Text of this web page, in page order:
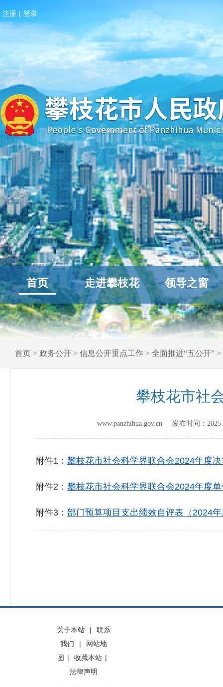
注册 | 登录
首页 走进攀枝花 领导之窗
首页 > 政务公开 > 信息公开重点工作 > 全面推进“五公开” >
攀枝花市社
www.panzhihua.gov.cn 发布时间：
附件1： 攀枝花市社会科学界联合会2024年度
附件2： 攀枝花市社会科学界联合会2024年度
附件3： 部门预算项目支出绩效自评表（2024
关于本站 |
联系
我们
|
网站地
图 | 收藏本站 |
法律声明